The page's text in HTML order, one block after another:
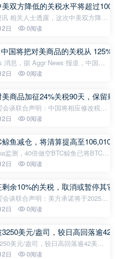
双方降低的关税水平将超过
相关人士透露，这次中美双方降低
100%。（凤凰新闻）
日 0阅读
国将把对美商品的关税从
消息，据 Aggr News 报道，中国将
从 125% 下调至 10%，为期 90
日 0阅读
商品加征24%关税90天，保留
谈联合声明：中国将相应修改税委
4号规定的对美国商品加征的从价关
品加征剩余10%的关
日 0阅读
鱼减仓，将清算提高至106,010
监测，40倍做空BTC鲸鱼已将BTC空
降低至了711.11枚，价值7489万
日 0阅读
余10%的关税，取消或暂停其
谈联合声明：美方承诺将于2025年
下举措，美国将修改2025年4月2日
关税在初始的90天
日 0阅读
美元/盎司，较日高回落逾42
美元/盎司，较日高回落逾42美
日 0阅读